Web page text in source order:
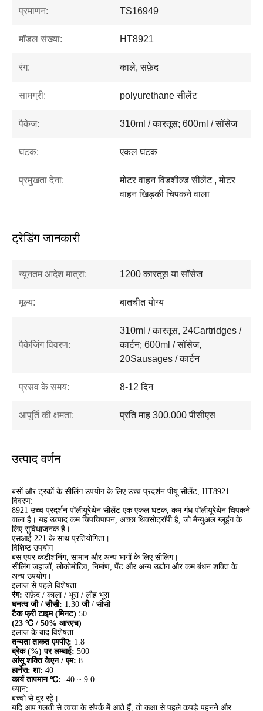
प्रमाणन: TS16949
मॉडल संख्या: HT8921
रंग: काले, सफ़ेद
सामग्री: polyurethane सीलेंट
पैकेज: 310ml / कारतूस; 600ml / सॉसेज
घटक: एकल घटक
प्रमुखता देना:
मोटर वाहन विंडशील्ड सीलेंट , मोटर
वाहन खिड़की चिपकने वाला
ट्रेडिंग जानकारी
न्यूनतम आदेश मात्रा: 1200 कारतूस या सॉसेज
मूल्य: बातचीत योग्य
पैकेजिंग विवरण:
310ml / कारतूस, 24Cartridges /
कार्टन; 600ml / सॉसेज,
20Sausages / कार्टन
प्रसव के समय: 8-12 दिन
आपूर्ति की क्षमता: प्रति माह 300.000 पीसीएस
उत्पाद वर्णन
बसों और ट्रकों के सीलिंग उपयोग के लिए उच्च प्रदर्शन पीयू सीलेंट, HT8921
विवरण:
8921 उच्च प्रदर्शन पॉलीयूरेथेन सीलेंट एक एकल घटक, कम गंध पॉलीयूरेथेन चिपकने
वाला है। यह उत्पाद कम चिपचिपापन, अच्छा थिक्सोट्रॉपी है, जो मैन्युअल ग्लूइंग के
लिए सुविधाजनक है।
एसआई 221 के साथ प्रतियोगिता।
विशिष्ट उपयोग
बस एयर कंडीशनिंग, सामान और अन्य भागों के लिए सीलिंग।
सीलिंग जहाजों, लोकोमोटिव, निर्माण, पेंट और अन्य उद्योग और कम बंधन शक्ति के
अन्य उपयोग।
इलाज से पहले विशेषता
रंग: सफ़ेद / काला / भूरा / लौह भूरा
घनत्व जी / सीसी: 1.30जी/ सीसी
टैक फ्री टाइम (मिनट) 50
(23 ℃ / 50% आरएच)
इलाज के बाद विशेषता
तन्यता ताकत एमपीए: 1.8
ब्रेक (%) पर लम्बाई: 500
आंसू शक्ति केएन / एम: 8
हार्नेस: शा: 40
कार्य तापमान ℃: -40 ~ 9 0
ध्यान:
बच्चो से दूर रहे।
यदि आप गलती से त्वचा के संपर्क में आते हैं, तो कक्षा से पहले कपड़े पहनने और